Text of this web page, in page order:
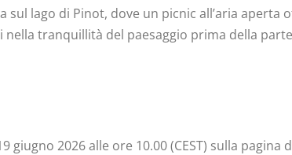
sul lago di Pinot, dove un picnic all’aria aperta
nella tranquillità del paesaggio prima della
2026 alle ore 10.00 (CEST) sulla pagina